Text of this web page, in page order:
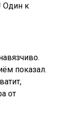
Один к
показал.
от